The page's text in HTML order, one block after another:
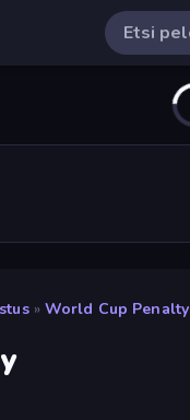
» World Cup Penalty